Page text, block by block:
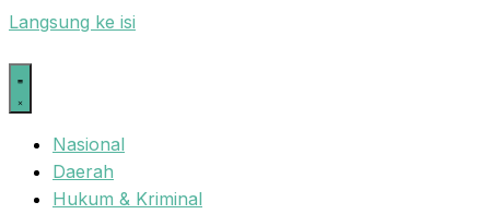
Langsung ke isi
Nasional
Daerah
Hukum & Kriminal